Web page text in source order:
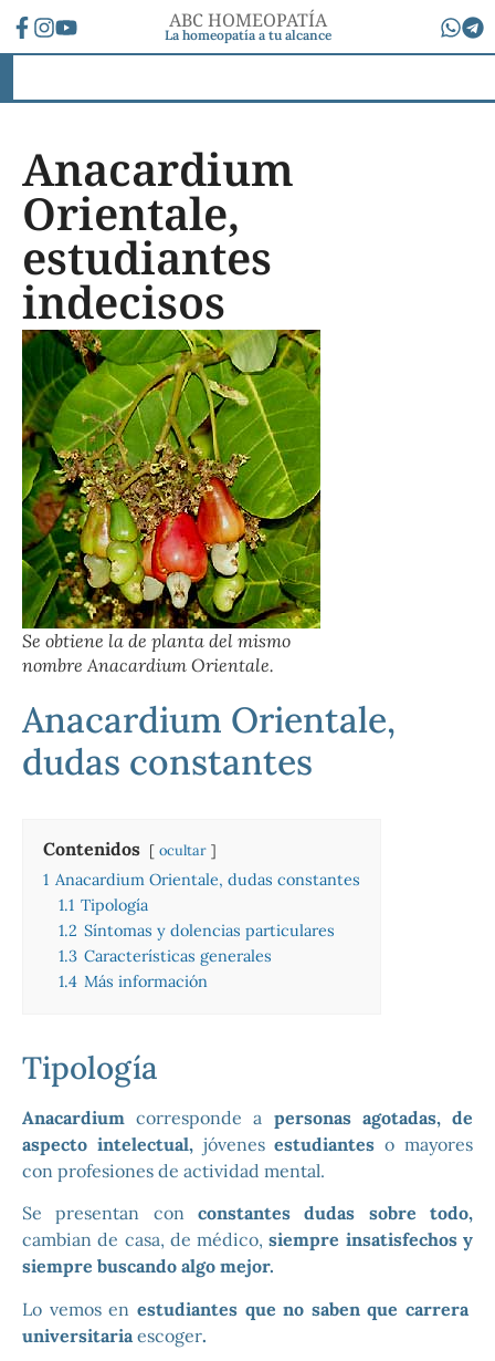
ABC HOMEOPATÍA
La homeopatía a tu alcance
Anacardium
Orientale,
estudiantes
indecisos
Se obtiene la de planta del mismo
nombre Anacardium Orientale.
Anacardium Orientale,
dudas constantes
Contenidos ocultar
1 Anacardium Orientale, dudas constantes
1.1 Tipología
1.2 Síntomas y dolencias particulares
1.3 Características generales
1.4 Más información
Tipología
Anacardium corresponde a personas agotadas, de
aspecto intelectual,jóvenesestudiantes o mayores
con profesiones de actividad mental.
Se presentan con constantes dudas sobre todo,
cambian de casa, de médico,siempre insatisfechos y
siempre buscando algo mejor.
Lo vemos en estudiantes que no saben que carrera
universitaria escoger.